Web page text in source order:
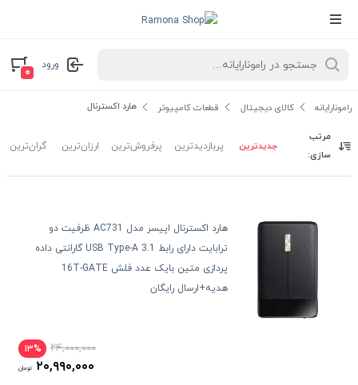
ورود
۰
رامونارایانه کالای دیجیتال قطعات کامپیوتر هارد اکسترنال
مرتب
سازی:
جدیدترین پربازدیدترین پرفروش‌ترین ارزان‌ترین گران‌ترین
هارد اکسترنال اپیسر مدل AC731 ظرفیت دو
ترابایت دارای رابط USB Type-A 3.1 گارانتی داده
پردازی متین بایک عدد فلش 16T-GATE
هدیه+ارسال رایگان
۱۳% ۲۴,۰۰۰,۰۰۰
۲۰,۹۹۰,۰۰۰ تومان